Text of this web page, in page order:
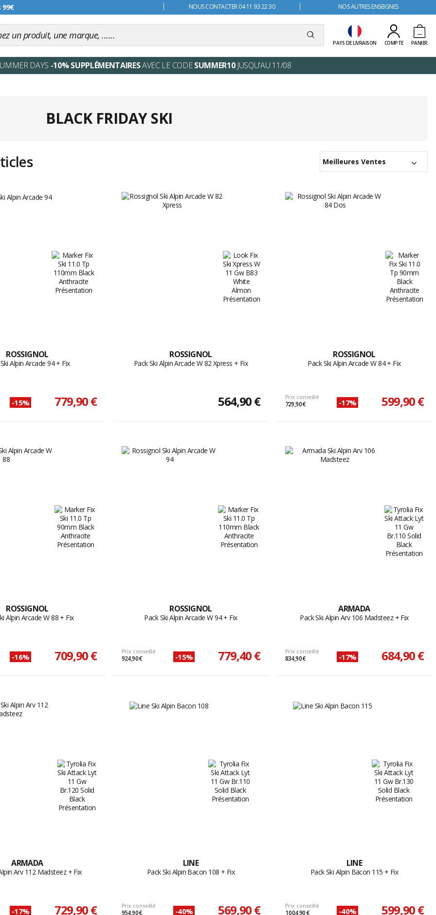
NOUS CONTACTER 04 11 93 22 30 NOS AUTRES ENSEIGNES
PAYS DE LIVRAISON COMPTE PANIER
DAYS -10% SUPPLÉMENTAIRESAVEC LE CODESUMMER10JUSQU'AU 11/08
BLACK FRIDAY SKI
Meilleures Ventes
ROSSIGNOL
Alpin Arcade 94 + Fix
-15% 779,90 €
ROSSIGNOL
Pack Ski Alpin Arcade W 82 Xpress + Fix
564,90 €
ROSSIGNOL
Pack Ski Alpin Arcade W 84 + Fix
Prix conseillé
729,90 € -17% 599,90 €
ROSSIGNOL
Alpin Arcade W 88 + Fix
-16% 709,90 €
ROSSIGNOL
Pack Ski Alpin Arcade W 94 + Fix
Prix conseillé
924,90 € -15% 779,40 €
ARMADA
Pack Ski Alpin Arv 106 Madsteez + Fix
Prix conseillé
834,90 € -17% 684,90 €
ARMADA
Arv 112 Madsteez + Fix
-17% 729,90 €
LINE
Pack Ski Alpin Bacon 108 + Fix
Prix conseillé
954,90 € -40% 569,90 €
LINE
Pack Ski Alpin Bacon 115 + Fix
Prix conseillé
1 004,90 € -40% 599,90 €